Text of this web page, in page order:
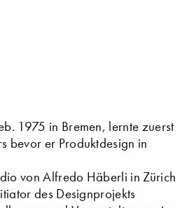
1975 in Bremen, lernte zuerst
bevor er Produktdesign in
von Alfredo Häberli in Zürich
des Designprojekts